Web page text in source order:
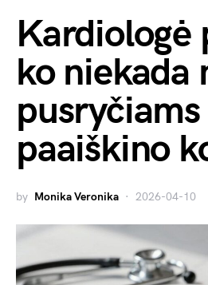
Kardiologė
ko niekada
pusryčiams
paaiškino
by Monika Veronika 2026-04-10